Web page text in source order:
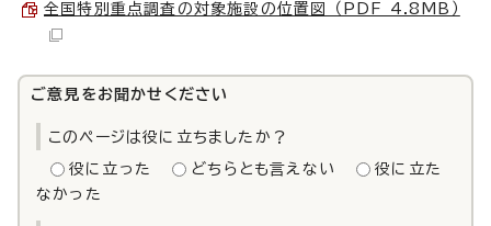
全国特別重点調査の対象施設の位置図 （PDF 4.8MB）
ご意見をお聞かせください
このページは役に立ちましたか？
役に立った どちらとも言えない
役に立た
なかった